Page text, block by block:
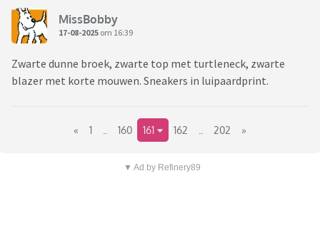
MissBobby
17-08-2025 om 16:39
Zwarte dunne broek, zwarte top met turtleneck, zwarte
blazer met korte mouwen. Sneakers in luipaardprint.
« 1 160 161 162 202 »
▼ Ad by Refinery89